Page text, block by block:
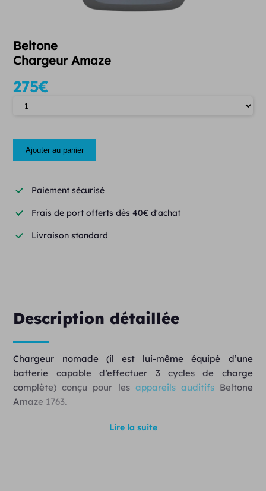
Beltone
Chargeur Amaze
275€
Quantité
Ajouter au panier
Paiement sécurisé
Frais de port offerts dès 40€ d'achat
Livraison standard
Description détaillée
Chargeur nomade (il est lui-même équipé d’une
batterie capable d’effectuer 3 cycles de charge
complète) conçu pour les appareils auditifsBeltone
Amaze 1763.
Lire la suite